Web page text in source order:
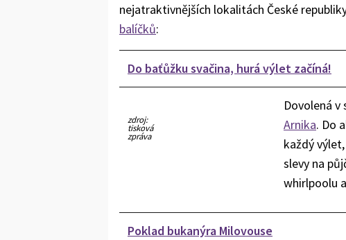
nejatraktivnějších lokalitách České
balíčků:
Do baťůžku svačina, hurá výlet začíná!
zdroj:
tisková
zpráva
Dovolená
Arnika. Do
každý
slevy na
whirlpoolu
Poklad bukanýra Milovouse